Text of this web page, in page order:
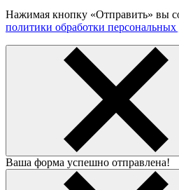
Нажимая кнопку «Отправить» вы
политики обработки
Ваша форма успешно отправлена!